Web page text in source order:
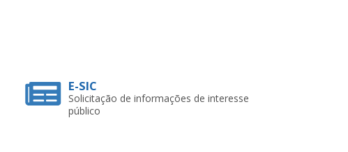
E-SIC
Solicitação de informações de interesse
público